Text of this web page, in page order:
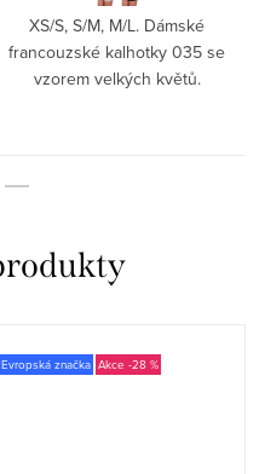
XS/S, S/M, M/L. Dámské
francouzské kalhotky 035 se
vzorem velkých květů.
Evropská značka -28 %